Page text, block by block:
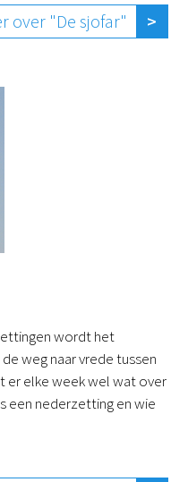
over "De sjofar"
wordt het
weg naar vrede tussen
er elke week wel wat over
een nederzetting en wie